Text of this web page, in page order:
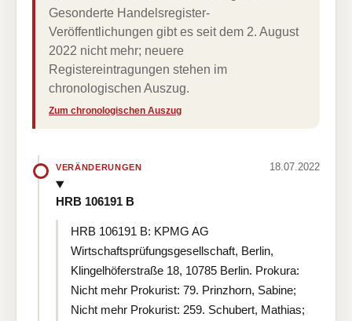
Gesonderte Handelsregister-
Veröffentlichungen gibt es seit dem 2. August
2022 nicht mehr; neuere
Registereintragungen stehen im
chronologischen Auszug.
Zum chronologischen Auszug
VERÄNDERUNGEN 18.07.2022
HRB 106191 B
HRB 106191 B: KPMG AG
Wirtschaftsprüfungsgesellschaft, Berlin,
Klingelhöferstraße 18, 10785 Berlin. Prokura:
Nicht mehr Prokurist: 79. Prinzhorn, Sabine;
Nicht mehr Prokurist: 259. Schubert, Mathias;